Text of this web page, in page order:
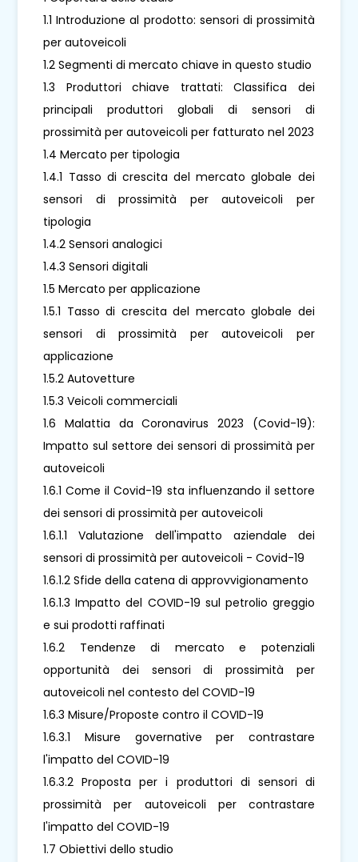
1.1 Introduzione al prodotto: sensori di prossimità
per autoveicoli
1.2 Segmenti di mercato chiave in questo studio
1.3 Produttori chiave trattati: Classifica dei
principali produttori globali di sensori di
prossimità per autoveicoli per fatturato nel 2023
1.4 Mercato per tipologia
1.4.1 Tasso di crescita del mercato globale dei
sensori di prossimità per autoveicoli per
tipologia
1.4.2 Sensori analogici
1.4.3 Sensori digitali
1.5 Mercato per applicazione
1.5.1 Tasso di crescita del mercato globale dei
sensori di prossimità per autoveicoli per
applicazione
1.5.2 Autovetture
1.5.3 Veicoli commerciali
1.6 Malattia da Coronavirus 2023 (Covid-19):
Impatto sul settore dei sensori di prossimità per
autoveicoli
1.6.1 Come il Covid-19 sta influenzando il settore
dei sensori di prossimità per autoveicoli
1.6.1.1 Valutazione dell'impatto aziendale dei
sensori di prossimità per autoveicoli - Covid-19
1.6.1.2 Sfide della catena di approvvigionamento
1.6.1.3 Impatto del COVID-19 sul petrolio greggio
e sui prodotti raffinati
1.6.2 Tendenze di mercato e potenziali
opportunità dei sensori di prossimità per
autoveicoli nel contesto del COVID-19
1.6.3 Misure/Proposte contro il COVID-19
1.6.3.1 Misure governative per contrastare
l'impatto del COVID-19
1.6.3.2 Proposta per i produttori di sensori di
prossimità per autoveicoli per contrastare
l'impatto del COVID-19
1.7 Obiettivi dello studio